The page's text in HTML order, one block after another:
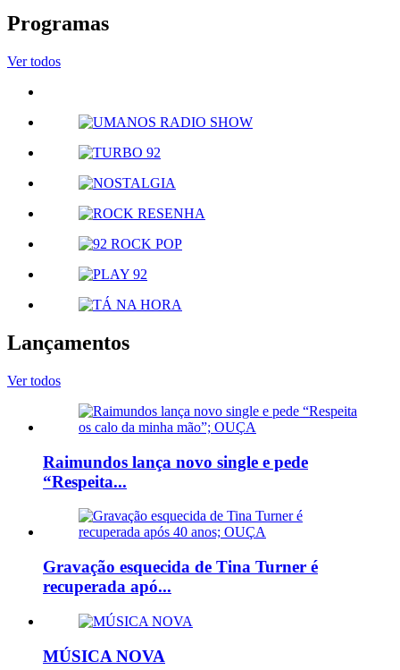
Programas
Ver todos
Lançamentos
Ver todos
Raimundos lança novo single e pede
“Respeita...
Gravação esquecida de Tina Turner é
recuperada apó...
MÚSICA NOVA